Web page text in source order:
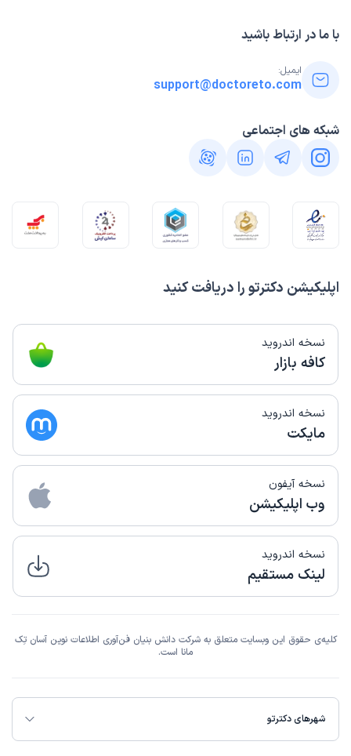
اپلیکیشن دکترتو را دریافت کنید
نسخه اندروید
کافه بازار
نسخه اندروید
مایکت
نسخه آیفون
وب اپلیکیشن
نسخه اندروید
لینک مستقیم
با ما در ارتباط باشید
ایمیل:
support@doctoreto.com
شبکه های اجتماعی
کلیه‌ی حقوق این وبسایت متعلق به شرکت دانش بنیان فن‌آوری اطلاعات نوین آسان تِک
مانا است.
شهرهای دکترتو